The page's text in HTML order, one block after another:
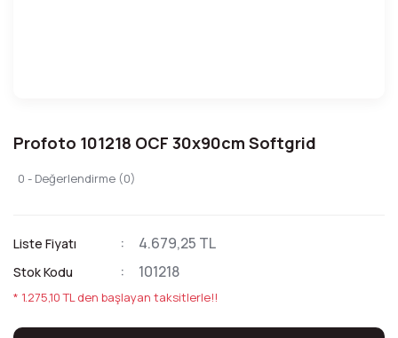
Profoto 101218 OCF 30x90cm Softgrid
0 - Değerlendirme (0)
Liste Fiyatı 4.679,25 TL
Stok Kodu 101218
* 1.275,10 TL den başlayan taksitlerle!!